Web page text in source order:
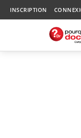
INSCRIPTION